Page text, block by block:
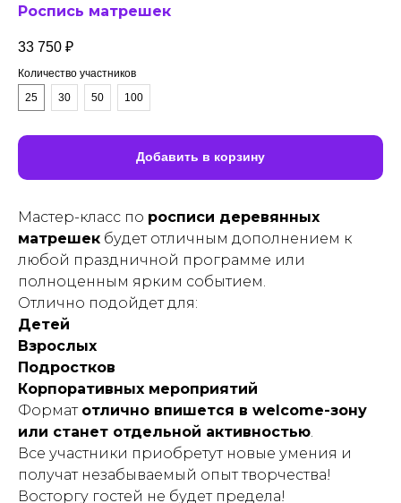
Роспись матрешек
33 750 ₽
Количество участников
25
30 50 100
Добавить в корзину
Мастер-класс по росписи деревянных
матрешек будет отличным дополнением к
любой праздничной программе или
полноценным ярким событием.
Отлично подойдет для:
Детей
Взрослых
Подростков
Корпоративных мероприятий
Формат отлично впишется в welcome-зону
или станет отдельной активностью
Все участники приобретут новые умения и
получат незабываемый опыт творчества!
Восторгу гостей не будет предела!